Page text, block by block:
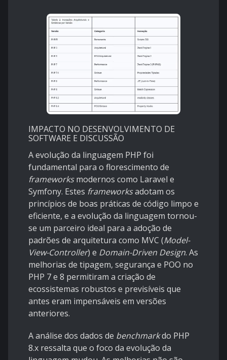
IMPACTO NO DESENVOLVIMENTO DE
SOFTWARE E DISCUSSÃO
A evolução da linguagem PHP foi
fundamental para o florescimento de
frameworksmodernos como Laravel e
Symfony. Estes frameworksadotam os
princípios de boas práticas de código limpo e
eficiente, e a evolução da linguagem tornou-
se um parceiro ideal para a adoção de
padrões de arquitetura como MVC (Model-
View-Controller) e Domain-Driven Design. As
melhorias de tipagem, segurança e POO no
PHP 7 e 8 permitiram a criação de
ecossistemas robustos e previsíveis que
antes eram impensáveis em versões
anteriores.
A análise dos dados de benchmarkdo PHP
8.x ressalta que o foco da evolução da